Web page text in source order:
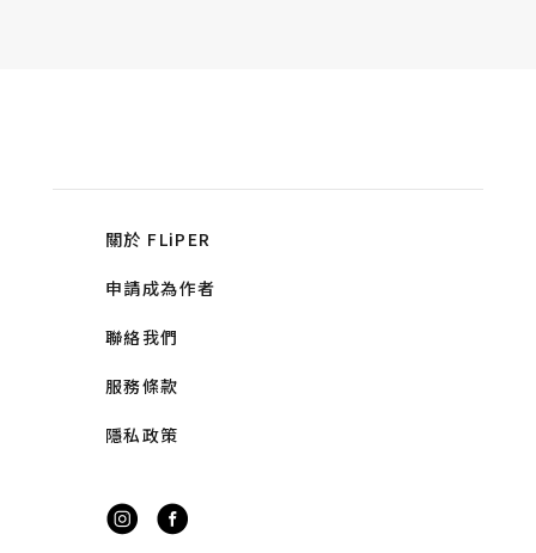
關於 FLiPER
申請成為作者
聯絡我們
服務條款
隱私政策